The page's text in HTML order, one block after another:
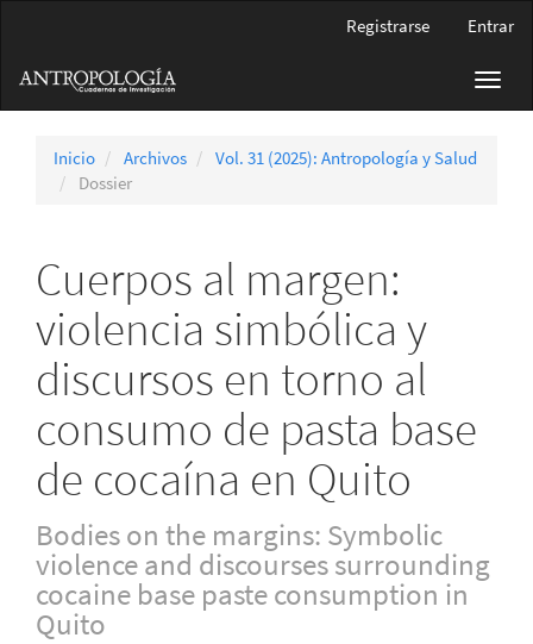
principal
Barra
Registrarse Entrar
Inicio Archivos
Vol. 31 (2025): Antropología y Salud
Dossier
Cuerpos al margen:
violencia simbólica y
discursos en torno al
consumo de pasta base
de cocaína en Quito
Bodies on the margins: Symbolic
violence and discourses surrounding
cocaine base paste consumption in
Quito